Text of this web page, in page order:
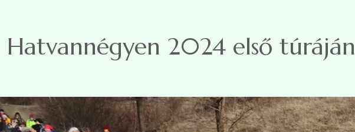
Hatvannégyen 2024 első túráján